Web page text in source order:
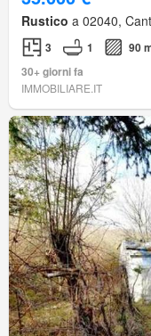
Rustico a 02040,
3 1
90
30+ giorni fa
IMMOBILIARE.IT